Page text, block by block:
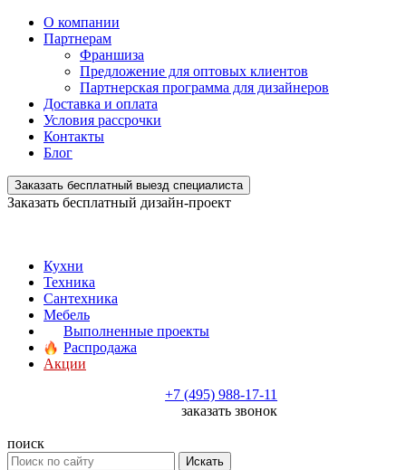
О компании
Партнерам
Франшиза
Предложение для оптовых клиентов
Партнерская программа для дизайнеров
Доставка и оплата
Условия рассрочки
Контакты
Блог
Заказать бесплатный выезд специалиста
Заказать бесплатный дизайн-проект
Кухни
Техника
Сантехника
Мебель
Выполненные проекты
Распродажа
Акции
+7 (495) 988-17-11
заказать звонок
поиск
Искать